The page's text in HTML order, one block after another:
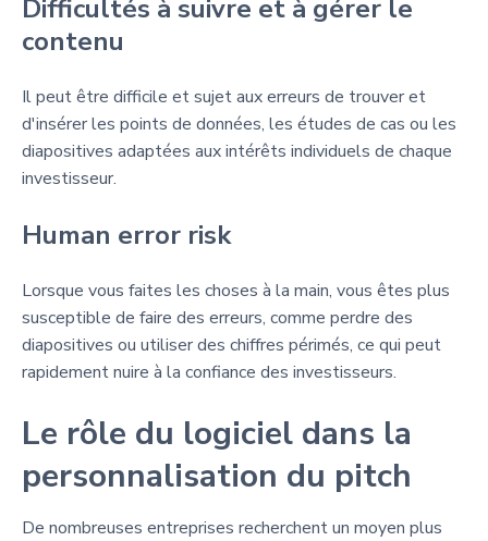
Difficultés à suivre et à gérer le
contenu
Il peut être difficile et sujet aux erreurs de trouver et
d'insérer les points de données, les études de cas ou les
diapositives adaptées aux intérêts individuels de chaque
investisseur.
Human error risk
Lorsque vous faites les choses à la main, vous êtes plus
susceptible de faire des erreurs, comme perdre des
diapositives ou utiliser des chiffres périmés, ce qui peut
rapidement nuire à la confiance des investisseurs.
Le rôle du logiciel dans la
personnalisation du pitch
De nombreuses entreprises recherchent un moyen plus